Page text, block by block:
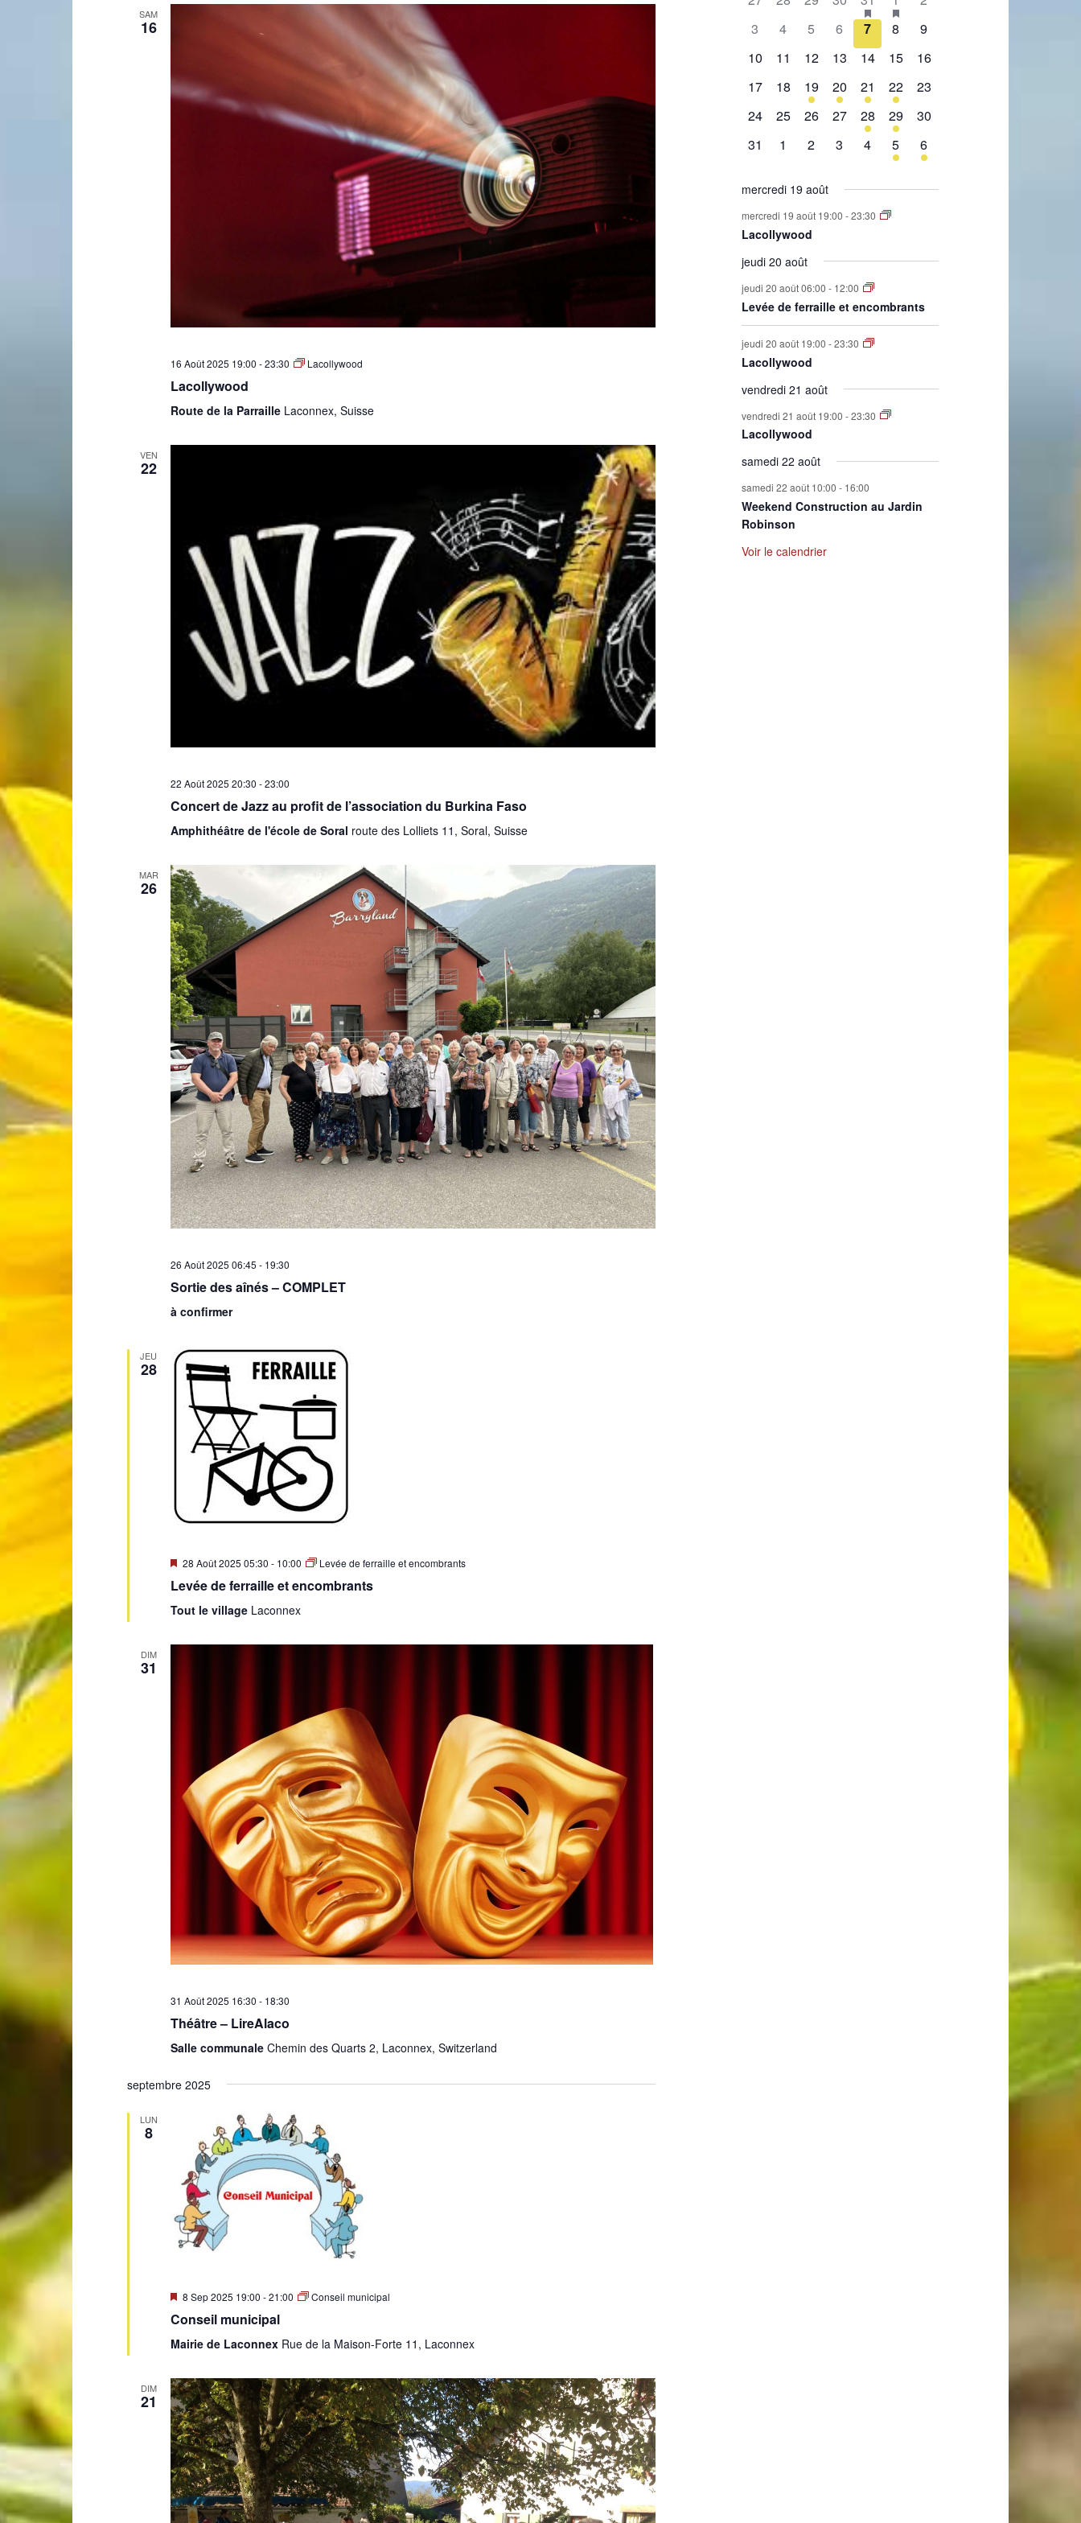
SAM
16
16 Août 2025 19:00 -23:30 Lacollywood
Lacollywood
Route de la Parraille Laconnex, Suisse
VEN
22
22 Août 2025 20:30 -23:00
Concert de Jazz au profit de l’association du Burkina Faso
Amphithéâtre de l'école de Soral route des Lolliets 11, Soral, Suisse
MAR
26
26 Août 2025 06:45 - 19:30
Sortie des aînés – COMPLET
à confirmer
JEU
28
Mis
avant
28 Août 2025 05:30 - 10:00 Levée de ferraille et encombrants
Levée de ferraille et encombrants
Tout le village Laconnex
DIM
31
31 Août 2025 16:30 - 18:30
Théâtre – LireAlaco
Salle communale Chemin des Quarts 2, Laconnex, Switzerland
septembre 2025
LUN
8
Mis
avant
8 Sep 2025 19:00 -21:00 Conseil municipal
Conseil municipal
Mairie de Laconnex Rue de la Maison-Forte 11, Laconnex
DIM
21
de
Évènements
évènement,évènement,
évènement,évènements,
0
3
0
4
0
évènement,
5
0
évènement,
6
0
évènement,
7
0
8
0
9
0
10
0
11
0
12
0
13
0
14
0
15
0
16
0
évènement,
17
0
évènement,
18
1
évènement,
19
2
évènements,
20
1
évènement,
21
2
évènements,
22
0
23
0
24
0
25
0
évènement,
26
0
évènement,
27
1
évènement,
28
1
évènement,
29
0
30
0
31
0
1
0
2
0
évènement,
3
0
évènement,
4
1
évènement,
5
1
évènement,
6
mercredi 19 août
mercredi 19 août 19:00 -23:30
Lacollywood
jeudi 20 août
jeudi 20 août 06:00 - 12:00
Levée de ferraille et encombrants
jeudi 20 août 19:00 -23:30
Lacollywood
vendredi 21 août
vendredi 21 août 19:00 -23:30
Lacollywood
samedi 22 août
samedi 22 août 10:00 - 16:00
Weekend Construction au Jardin
Robinson
Voir le calendrier